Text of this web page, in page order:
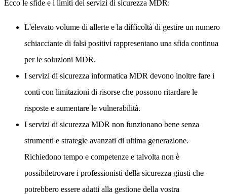
Ecco le sfide e i limiti dei servizi di sicurezza MDR:
L'elevato volume di allerte e la difficoltà di gestire un numero
schiacciante di falsi positivi rappresentano una sfida continua
per le soluzioni MDR.
I servizi di sicurezza informatica MDR devono inoltre fare i
conti con limitazioni di risorse che possono ritardare le
risposte e aumentare le vulnerabilità.
I servizi di sicurezza MDR non funzionano bene senza
strumenti e strategie avanzati di ultima generazione.
Richiedono tempo e competenze e talvolta non è
possibiletrovare i professionisti della sicurezza giusti che
potrebbero essere adatti alla gestione della vostra